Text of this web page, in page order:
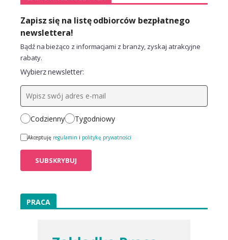
Zapisz się na listę odbiorców bezpłatnego
newslettera!
Bądź na bieżąco z informacjami z branży, zyskaj atrakcyjne
rabaty.
Wybierz newsletter:
Codzienny Tygodniowy
Akceptuję regulamin i politykę prywatności
PRACA